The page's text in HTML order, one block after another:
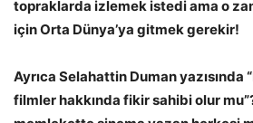
topraklarda izlemek istedi ama o
için Orta Dünya’ya gitmek gerekir!
Ayrıca Selahattin Duman yazısında
filmler hakkında fikir sahibi olur